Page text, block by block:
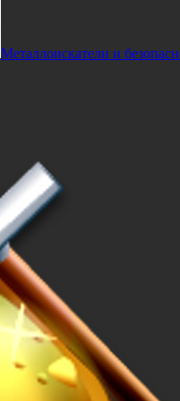
Металлоискатели и